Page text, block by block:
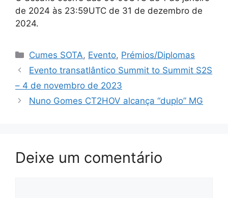
de 2024 às 23:59UTC de 31 de dezembro de
2024.
Categorias
Cumes SOTA, Evento, Prémios/Diplomas
Evento transatlântico Summit to Summit S2S
– 4 de novembro de 2023
Nuno Gomes CT2HOV alcança “duplo” MG
Deixe um comentário